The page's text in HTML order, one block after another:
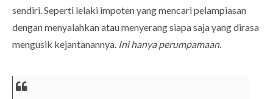
sendiri. Seperti lelaki impoten yang mencari pelampiasan
dengan menyalahkan atau menyerang siapa saja yang dirasa
mengusik kejantanannya. Ini hanya perumpamaan.